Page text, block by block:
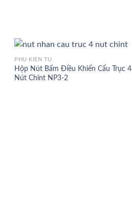
PHỤ KIỆN TỦ
Hộp Nút Bấm Điều Khiển Cẩu Trục 4
Nút Chint NP3-2